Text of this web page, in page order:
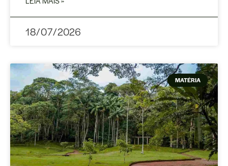
18/07/2026
MATÉRIA